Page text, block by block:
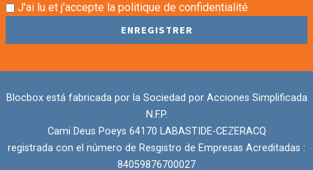
J'ai lu et j'accepte la politique de confidentialité
Blocbox está fabricada por la Sociedad por Acciones Simplificada
N.F.P.
Cami Deus Poeys 64170 LABASTIDE-CEZERACQ
registrada con el número de Resgistro de Empresas Acreditadas :
84059876700027